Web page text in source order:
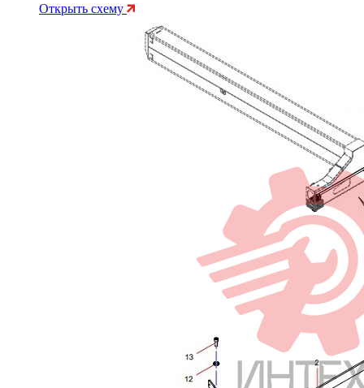
Открыть схему